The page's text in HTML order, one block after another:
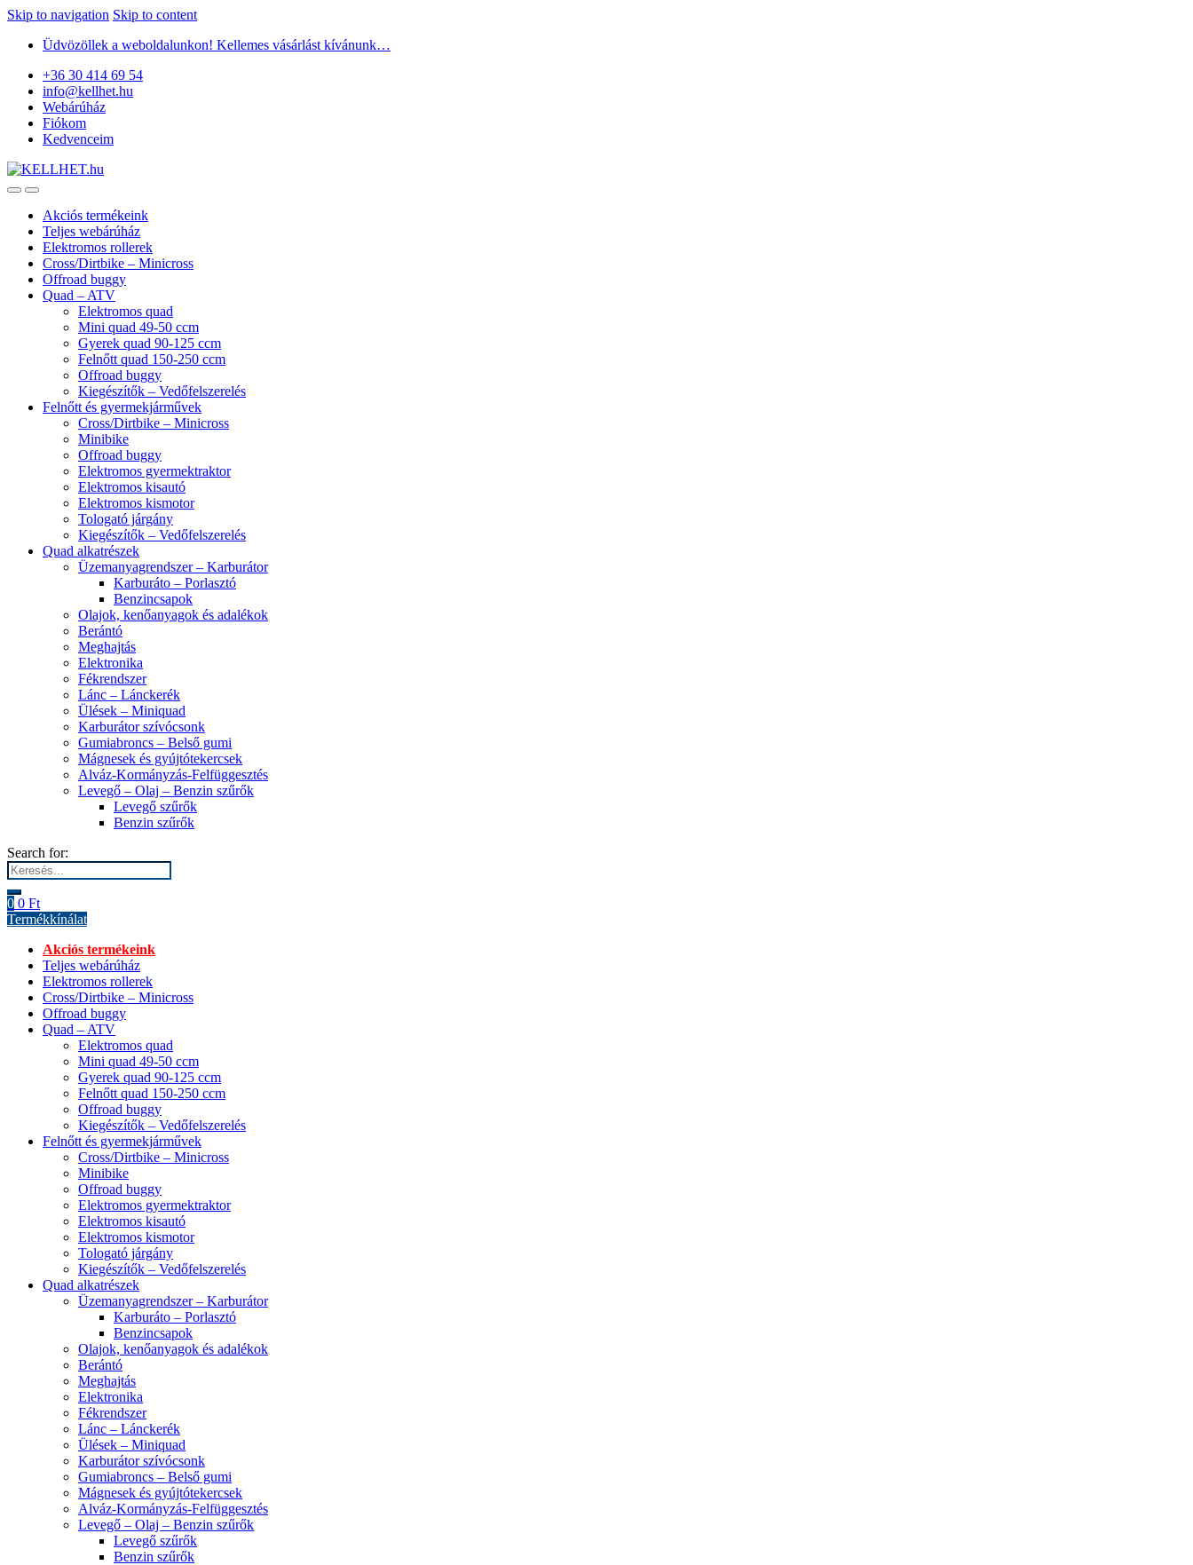
Skip to navigation Skip to content
Üdvözöllek a weboldalunkon! Kellemes vásárlást kívánunk…
+36 30 414 69 54
info@kellhet.hu
Webárúház
Fiókom
Kedvenceim
Akciós termékeink
Teljes webárúház
Elektromos rollerek
Cross/Dirtbike – Minicross
Offroad buggy
Quad – ATV
Elektromos quad
Mini quad 49-50 ccm
Gyerek quad 90-125 ccm
Felnőtt quad 150-250 ccm
Offroad buggy
Kiegészítők – Vedőfelszerelés
Felnőtt és gyermekjárművek
Cross/Dirtbike – Minicross
Minibike
Offroad buggy
Elektromos gyermektraktor
Elektromos kisautó
Elektromos kismotor
Tologató járgány
Kiegészítők – Vedőfelszerelés
Quad alkatrészek
Üzemanyagrendszer – Karburátor
Karburáto – Porlasztó
Benzincsapok
Olajok, kenőanyagok és adalékok
Berántó
Meghajtás
Elektronika
Fékrendszer
Lánc – Lánckerék
Ülések – Miniquad
Karburátor szívócsonk
Gumiabroncs – Belső gumi
Mágnesek és gyújtótekercsek
Alváz-Kormányzás-Felfüggesztés
Levegő – Olaj – Benzin szűrők
Levegő szűrők
Benzin szűrők
Search for:
0 0 Ft
Termékkínálat
Akciós termékeink
Teljes webárúház
Elektromos rollerek
Cross/Dirtbike – Minicross
Offroad buggy
Quad – ATV
Elektromos quad
Mini quad 49-50 ccm
Gyerek quad 90-125 ccm
Felnőtt quad 150-250 ccm
Offroad buggy
Kiegészítők – Vedőfelszerelés
Felnőtt és gyermekjárművek
Cross/Dirtbike – Minicross
Minibike
Offroad buggy
Elektromos gyermektraktor
Elektromos kisautó
Elektromos kismotor
Tologató járgány
Kiegészítők – Vedőfelszerelés
Quad alkatrészek
Üzemanyagrendszer – Karburátor
Karburáto – Porlasztó
Benzincsapok
Olajok, kenőanyagok és adalékok
Berántó
Meghajtás
Elektronika
Fékrendszer
Lánc – Lánckerék
Ülések – Miniquad
Karburátor szívócsonk
Gumiabroncs – Belső gumi
Mágnesek és gyújtótekercsek
Alváz-Kormányzás-Felfüggesztés
Levegő – Olaj – Benzin szűrők
Levegő szűrők
Benzin szűrők